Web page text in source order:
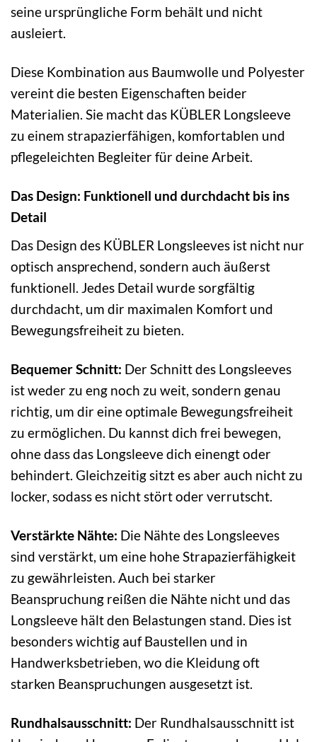
seine ursprüngliche Form behält und nicht
ausleiert.
Diese Kombination aus Baumwolle und Polyester
vereint die besten Eigenschaften beider
Materialien. Sie macht das KÜBLER Longsleeve
zu einem strapazierfähigen, komfortablen und
pflegeleichten Begleiter für deine Arbeit.
Das Design: Funktionell und durchdacht bis ins
Detail
Das Design des KÜBLER Longsleeves ist nicht nur
optisch ansprechend, sondern auch äußerst
funktionell. Jedes Detail wurde sorgfältig
durchdacht, um dir maximalen Komfort und
Bewegungsfreiheit zu bieten.
Bequemer Schnitt: Der Schnitt des Longsleeves
ist weder zu eng noch zu weit, sondern genau
richtig, um dir eine optimale Bewegungsfreiheit
zu ermöglichen. Du kannst dich frei bewegen,
ohne dass das Longsleeve dich einengt oder
behindert. Gleichzeitig sitzt es aber auch nicht zu
locker, sodass es nicht stört oder verrutscht.
Verstärkte Nähte: Die Nähte des Longsleeves
sind verstärkt, um eine hohe Strapazierfähigkeit
zu gewährleisten. Auch bei starker
Beanspruchung reißen die Nähte nicht und das
Longsleeve hält den Belastungen stand. Dies ist
besonders wichtig auf Baustellen und in
Handwerksbetrieben, wo die Kleidung oft
starken Beanspruchungen ausgesetzt ist.
Rundhalsausschnitt: Der Rundhalsausschnitt ist